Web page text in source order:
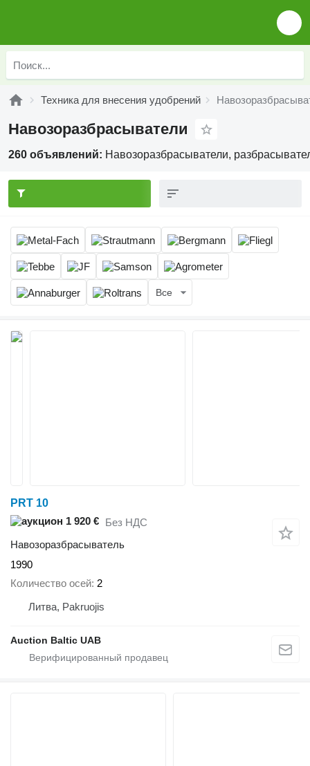
Техника для внесения удобрений
Навозоразбрасыватели
260 объявлений: Навозоразбрасыватели,
Все
PRT 10
1 920 € Без НДС
Навозоразбрасыватель
1990
Количество осей 2
Литва, Pakruojis
Auction Baltic UAB